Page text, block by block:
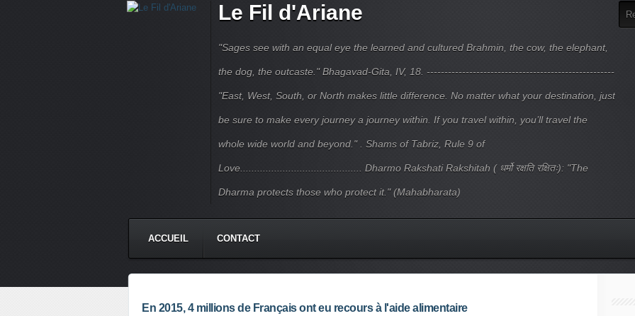
Le Fil d'Ariane
"Sages see with an equal eye the learned and cultured Brahmin, the cow, the elephant,
the dog, the outcaste." Bhagavad-Gita, IV, 18. -----------------------------------------------------
"East, West, South, or North makes little difference. No matter what your destination, just
be sure to make every journey a journey within. If you travel within, you’ll travel the
whole wide world and beyond." . Shams of Tabriz, Rule 9 of
Love........................................... Dharmo Rakshati Rakshitah ( धर्मो रक्षति रक्षितः): "The
Dharma protects those who protect it." (Mahabharata)
ACCUEIL CONTACT
En 2015, 4 millions de Français ont eu recours à l'aide alimentaire